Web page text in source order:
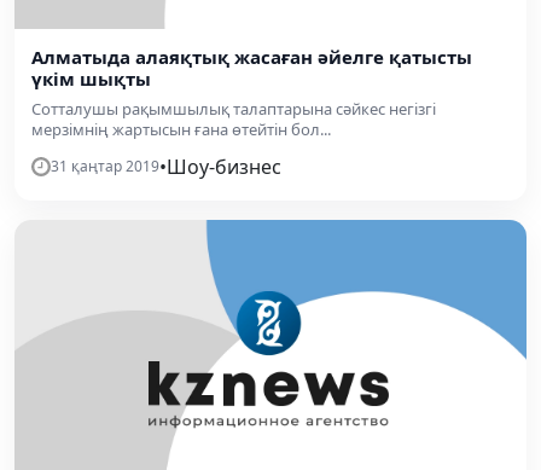
Алматыда алаяқтық жасаған әйелге қатысты
үкім шықты
Сотталушы рақымшылық талаптарына сәйкес негізгі
мерзімнің жартысын ғана өтейтін бол...
31 қаңтар 2019•Шоу-бизнес